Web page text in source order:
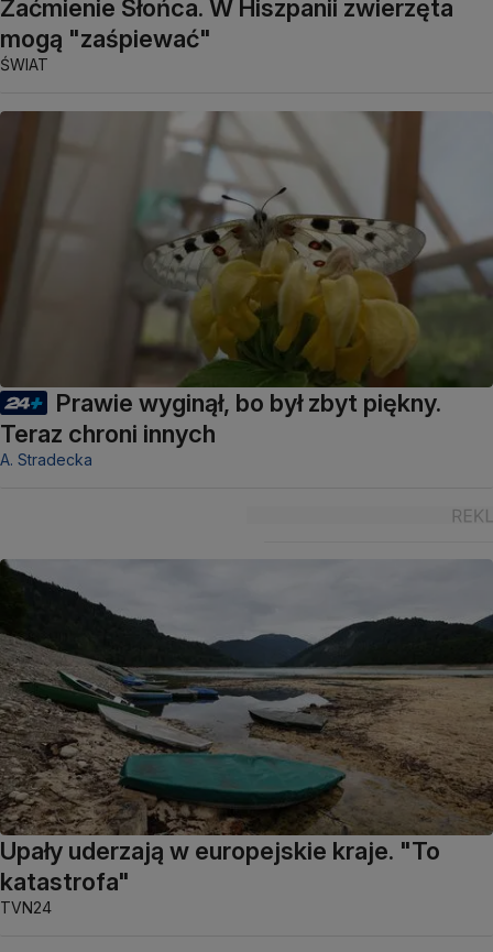
Zaćmienie Słońca. W Hiszpanii zwierzęta
mogą "zaśpiewać"
ŚWIAT
Prawie wyginął, bo był zbyt piękny.
Teraz chroni innych
A. Stradecka
Upały uderzają w europejskie kraje. "To
katastrofa"
TVN24